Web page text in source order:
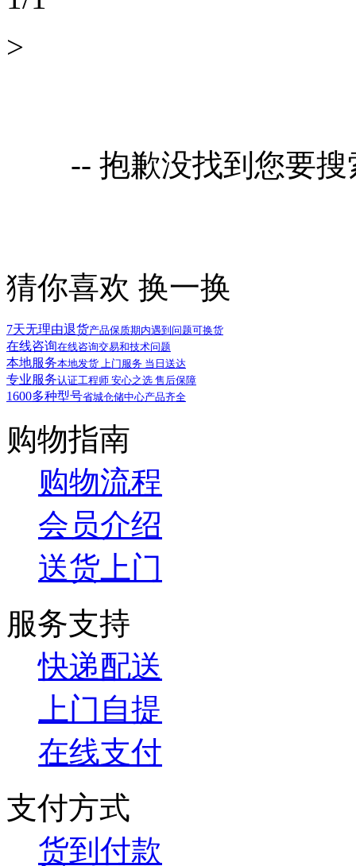
>
-- 抱歉没找到您要
猜你喜欢 换一换
7天无理由退货产品保质期内遇到问题可换货
在线咨询在线咨询交易和技术问题
本地服务本地发货 上门服务 当日送达
专业服务认证工程师 安心之选 售后保障
1600多种型号省城仓储中心产品齐全
购物指南
购物流程
会员介绍
送货上门
服务支持
快递配送
上门自提
在线支付
支付方式
货到付款